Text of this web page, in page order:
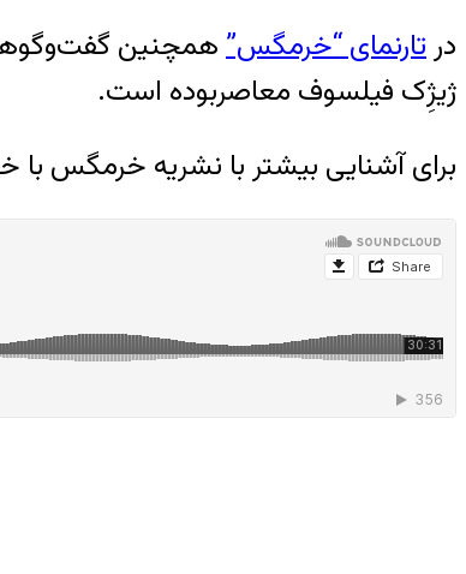
درتارنمای “خرمگس”همچنین
ژیژِ‌ک فیلسوف معاصربوده است.
برای آشنایی بیشتر با نشریه خرمگس